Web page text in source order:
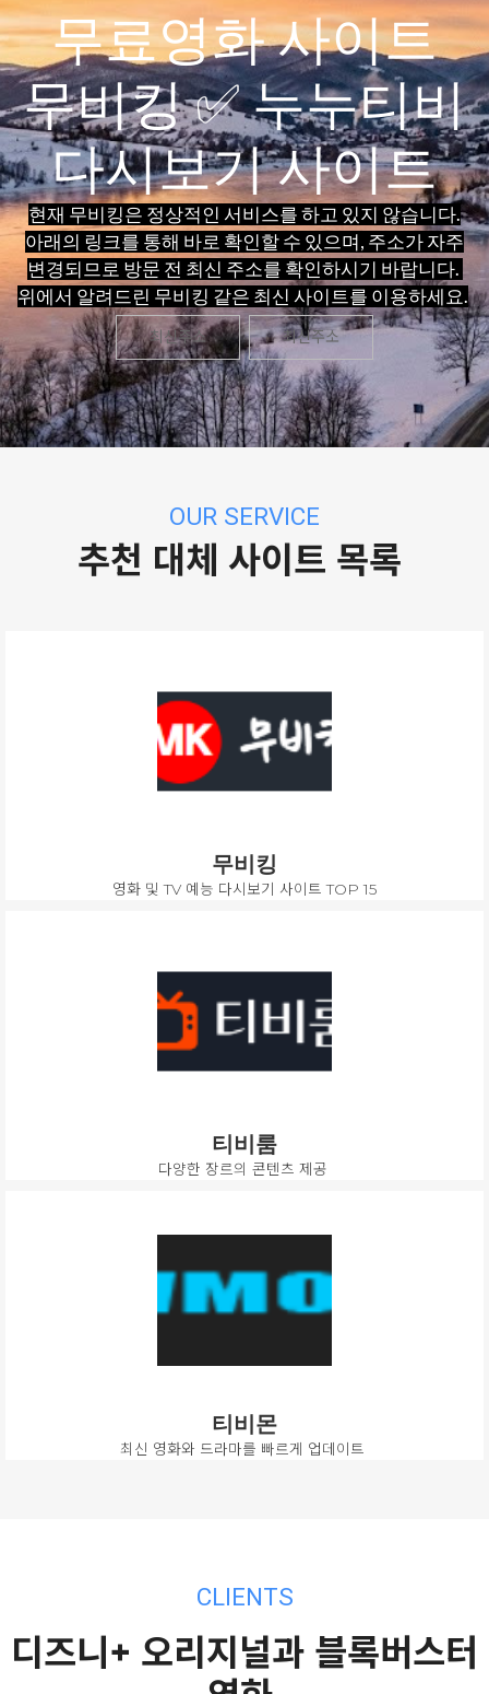
무료영화 사이트
무비킹 ✅ 누누티비
다시보기 사이트
현재 무비킹은 정상적인 서비스를 하고 있지 않습니다.
아래의 링크를 통해 바로 확인할 수 있으며, 주소가 자주
변경되므로 방문 전 최신 주소를 확인하시기 바랍니다.
위에서 알려드린 무비킹 같은 최신 사이트를 이용하세요.
최신주소 최신주소
OUR SERVICE
추천 대체 사이트 목록
무비킹
영화 및 TV 예능 다시보기 사이트 TOP 15
티비룸
다양한 장르의 콘텐츠 제공
티비몬
최신 영화와 드라마를 빠르게 업데이트
CLIENTS
디즈니+ 오리지널과 블록버스터